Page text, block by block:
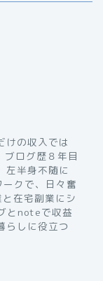
けの収入では
ログ歴８年目
左半身不随に
クで、日々奮
在宅副業にシ
とnoteで収益
らしに役立つ